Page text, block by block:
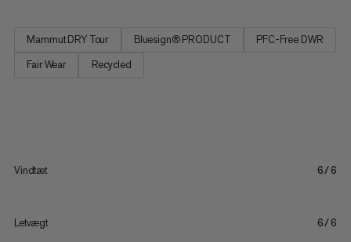
Mammut DRY Tour Bluesign® PRODUCT
PFC-Free DWR
Fair Wear
Recycled
Vindtæt 6/6
Letvægt 6/6